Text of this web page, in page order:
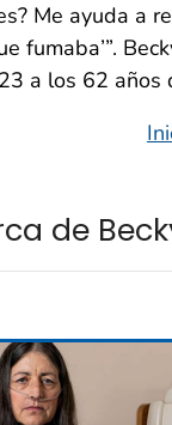
Me ayuda a
fumaba’”.
a los 62 años
de